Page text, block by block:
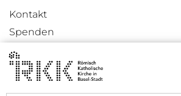
Kontakt
Spenden
Impressum
Datenschutzerklärung
Sitemap